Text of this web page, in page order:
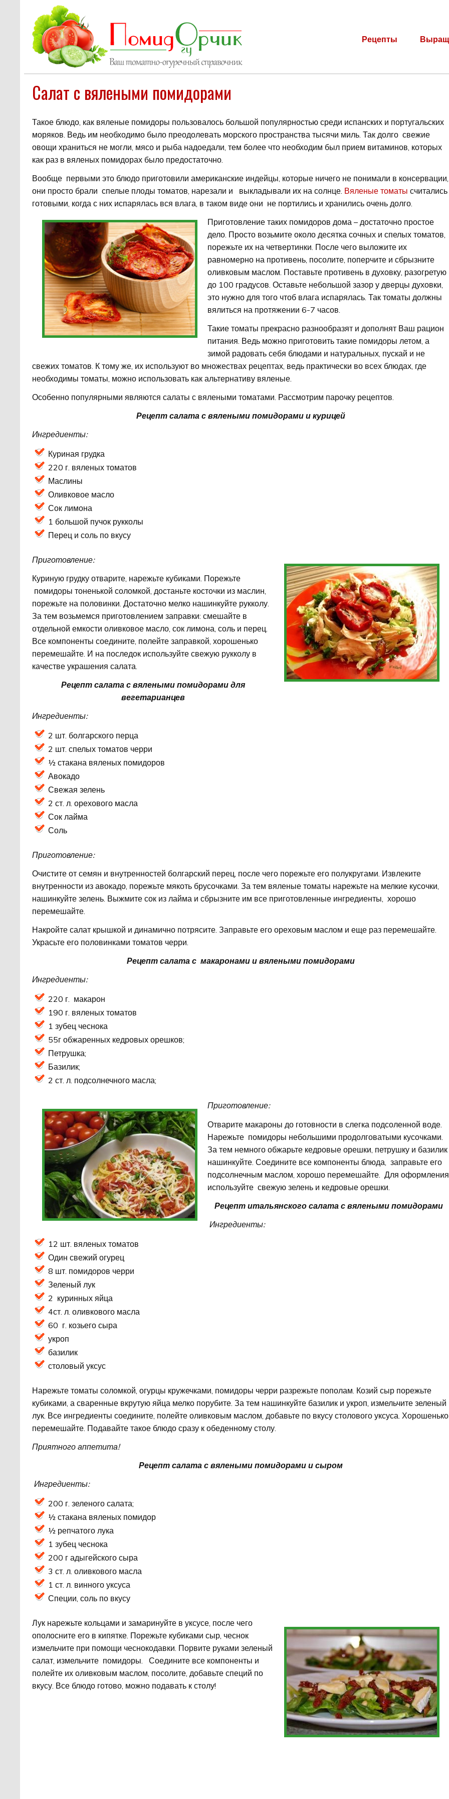
Рецепты
Салат с вялеными помидорами
Такое блюдо, как вяленые помидоры пользовалось большой популярностью среди испанских и португальских
моряков. Ведь им необходимо было преодолевать морского пространства тысячи миль. Так долго свежие
овощи храниться не могли, мясо и рыба надоедали, тем более что необходим был прием витаминов, которых
как раз в вяленых помидорах было предостаточно.
Вообще первыми это блюдо приготовили американские индейцы, которые ничего не понимали в консервации,
они просто брали спелые плоды томатов, нарезали и выкладывали их на солнце. Вяленые томаты считались
готовыми, когда с них испарялась вся влага, в таком виде они не портились и хранились очень долго.
Приготовление таких помидоров дома – достаточно простое
дело. Просто возьмите около десятка сочных и спелых томатов,
порежьте их на четвертинки. После чего выложите их
равномерно на противень, посолите, поперчите и сбрызните
оливковым маслом. Поставьте противень в духовку, разогретую
до 100 градусов. Оставьте небольшой зазор у дверцы духовки,
это нужно для того чтоб влага испарялась. Так томаты должны
вялиться на протяжении 6-7 часов.
Такие томаты прекрасно разнообразят и дополнят Ваш рацион
питания. Ведь можно приготовить такие помидоры летом, а
зимой радовать себя блюдами и натуральных, пускай и не
свежих томатов. К тому же, их используют во множествах рецептах, ведь практически во всех блюдах, где
необходимы томаты, можно использовать как альтернативу вяленые.
Особенно популярными являются салаты с вялеными томатами. Рассмотрим парочку рецептов.
Рецепт салата с вялеными помидорами и курицей
Ингредиенты:
Куриная грудка
220 г. вяленых томатов
Маслины
Оливковое масло
Сок лимона
1 большой пучок рукколы
Перец и соль по вкусу
Приготовление:
Куриную грудку отварите, нарежьте кубиками. Порежьте
помидоры тоненькой соломкой, достаньте косточки из маслин,
порежьте на половинки. Достаточно мелко нашинкуйте рукколу.
За тем возьмемся приготовлением заправки: смешайте в
отдельной емкости оливковое масло, сок лимона, соль и перец.
Все компоненты соедините, полейте заправкой, хорошенько
перемешайте. И на последок используйте свежую рукколу в
качестве украшения салата.
Рецепт салата с вялеными помидорами для
вегетарианцев
Ингредиенты:
2 шт. болгарского перца
2 шт. спелых томатов черри
½ стакана вяленых помидоров
Авокадо
Свежая зелень
2 ст. л. орехового масла
Сок лайма
Соль
Приготовление:
Очистите от семян и внутренностей болгарский перец, после чего порежьте его полукругами. Извлеките
внутренности из авокадо, порежьте мякоть брусочками. За тем вяленые томаты нарежьте на мелкие кусочки,
нашинкуйте зелень. Выжмите сок из лайма и сбрызните им все приготовленные ингредиенты, хорошо
перемешайте.
Накройте салат крышкой и динамично потрясите. Заправьте его ореховым маслом и еще раз перемешайте.
Украсьте его половинками томатов черри.
Рецепт салата с макаронами и вялеными помидорами
Ингредиенты:
220 г. макарон
190 г. вяленых томатов
1 зубец чеснока
55г обжаренных кедровых орешков;
Петрушка;
Базилик;
2 ст. л. подсолнечного масла;
Приготовление:
Отварите макароны до готовности в слегка подсоленной воде.
Нарежьте помидоры небольшими продолговатыми кусочками.
За тем немного обжарьте кедровые орешки, петрушку и базилик
нашинкуйте. Соедините все компоненты блюда, заправьте его
подсолнечным маслом, хорошо перемешайте. Для оформления
используйте свежую зелень и кедровые орешки.
Рецепт итальянского салата с вялеными помидорами
Ингредиенты:
12 шт. вяленых томатов
Один свежий огурец
8 шт. помидоров черри
Зеленый лук
2 куринных яйца
4ст. л. оливкового масла
60 г. козьего сыра
укроп
базилик
столовый уксус
Нарежьте томаты соломкой, огурцы кружечками, помидоры черри разрежьте пополам. Козий сыр порежьте
кубиками, а сваренные вкрутую яйца мелко порубите. За тем нашинкуйте базилик и укроп, измельчите зеленый
лук. Все ингредиенты соедините, полейте оливковым маслом, добавьте по вкусу столового уксуса. Хорошенько
перемешайте. Подавайте такое блюдо сразу к обеденному столу.
Приятного аппетита!
Рецепт салата с вялеными помидорами и сыром
Ингредиенты:
200 г. зеленого салата;
½ стакана вяленых помидор
½ репчатого лука
1 зубец чеснока
200 г адыгейского сыра
3 ст. л. оливкового масла
1 ст. л. винного уксуса
Специи, соль по вкусу
Лук нарежьте кольцами и замаринуйте в уксусе, после чего
ополосните его в кипятке. Порежьте кубиками сыр, чеснок
измельчите при помощи чеснокодавки. Порвите руками зеленый
салат, измельчите помидоры. Соедините все компоненты и
полейте их оливковым маслом, посолите, добавьте специй по
вкусу. Все блюдо готово, можно подавать к столу!